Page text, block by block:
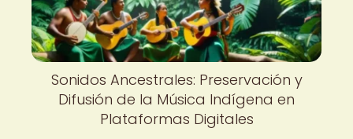
Sonidos Ancestrales: Preservación y
Difusión de la Música Indígena en
Plataformas Digitales